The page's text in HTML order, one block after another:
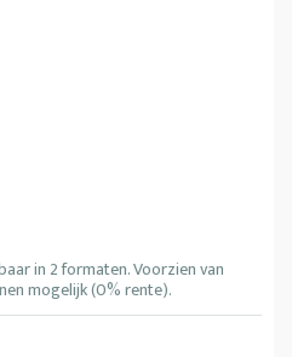
in 2 formaten. Voorzien van
mogelijk (0% rente).